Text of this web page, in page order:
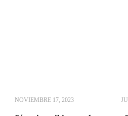
NOVIEMBRE 17, 2023